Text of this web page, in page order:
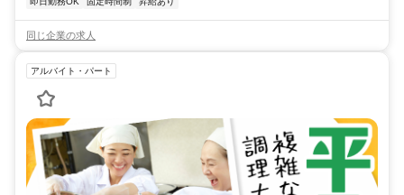
同じ企業の求人
アルバイト・パート